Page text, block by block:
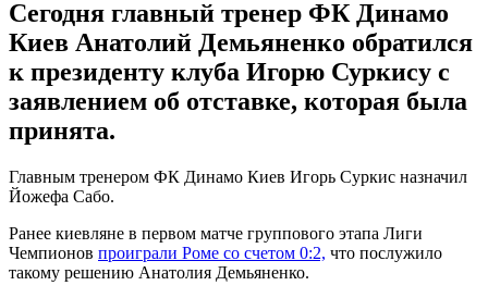
Сегодня главный тренер ФК Динамо
Киев Анатолий Демьяненко обратился
к президенту клуба Игорю Суркису с
заявлением об отставке, которая была
принята.
Главным тренером ФК Динамо Киев Игорь Суркис назначил
Йожефа Сабо.
Ранее киевляне в первом матче группового этапа Лиги
Чемпионов проиграли Роме со счетом 0:2, что послужило
такому решению Анатолия Демьяненко.